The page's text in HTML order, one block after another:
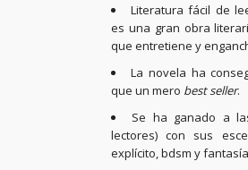
Literatura fácil de
es una gran obra
que entretiene y
La novela ha
que un mero best seller.
Se ha ganado a
lectores) con sus
explícito, bdsm y